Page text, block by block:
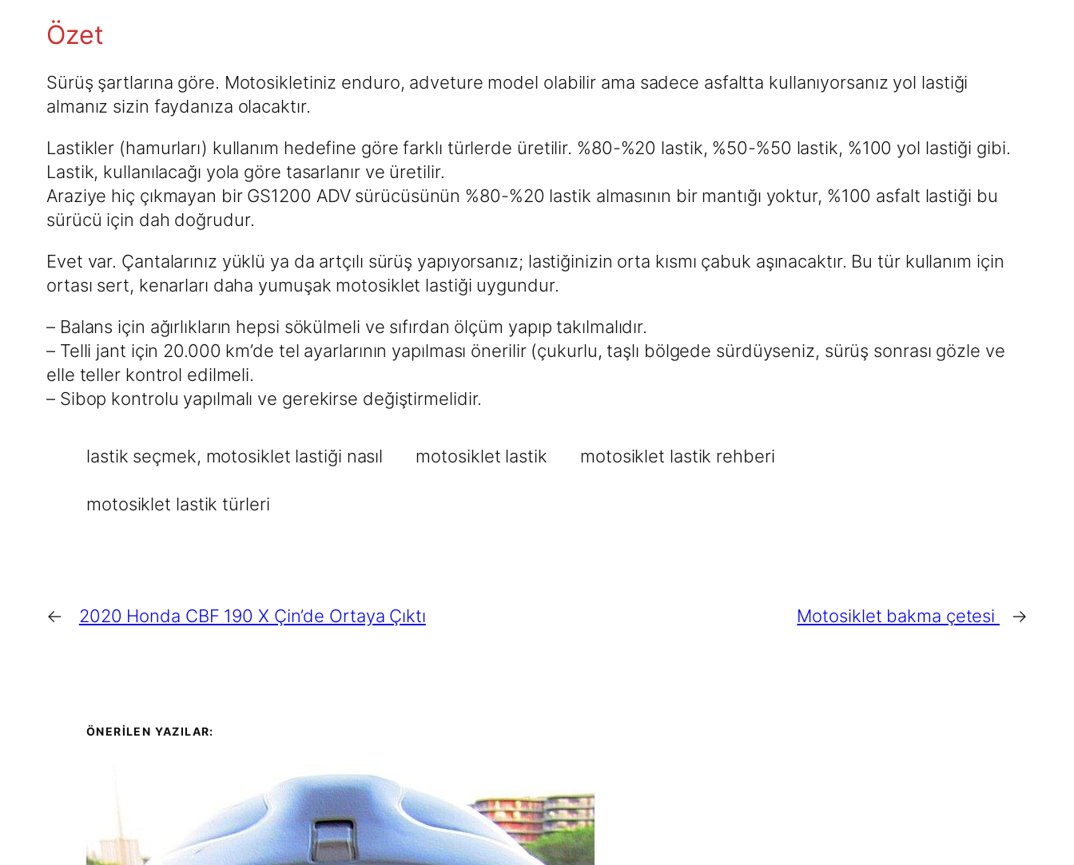
Özet
Sürüş şartlarına göre. Motosikletiniz enduro, adveture model olabilir ama sadece asfaltta kullanıyorsanız yol lastiği
almanız sizin faydanıza olacaktır.
Lastikler (hamurları) kullanım hedefine göre farklı türlerde üretilir. %80-%20 lastik, %50-%50 lastik, %100 yol lastiği gibi.
Lastik, kullanılacağı yola göre tasarlanır ve üretilir.
Araziye hiç çıkmayan bir GS1200 ADV sürücüsünün %80-%20 lastik almasının bir mantığı yoktur, %100 asfalt lastiği bu
sürücü için dah doğrudur.
Evet var. Çantalarınız yüklü ya da artçılı sürüş yapıyorsanız; lastiğinizin orta kısmı çabuk aşınacaktır. Bu tür kullanım için
ortası sert, kenarları daha yumuşak motosiklet lastiği uygundur.
– Balans için ağırlıkların hepsi sökülmeli ve sıfırdan ölçüm yapıp takılmalıdır.
– Telli jant için 20.000 km’de tel ayarlarının yapılması önerilir (çukurlu, taşlı bölgede sürdüyseniz, sürüş sonrası gözle ve
elle teller kontrol edilmeli.
– Sibop kontrolu yapılmalı ve gerekirse değiştirmelidir.
lastik seçmek, motosiklet lastiği nasıl motosiklet lastik motosiklet lastik rehberi
motosiklet lastik türleri
← 2020 Honda CBF 190 X Çin’de Ortaya Çıktı Motosiklet bakma çetesi →
ÖNERİLEN YAZILAR: